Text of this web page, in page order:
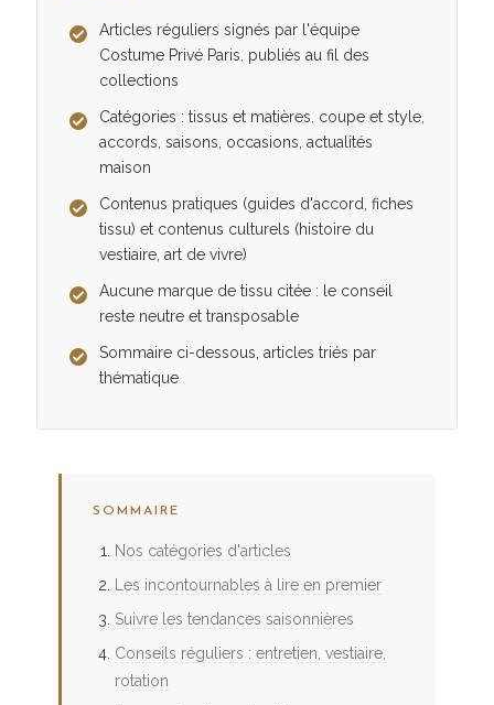
Articles réguliers signés par l'équipe
Costume Privé Paris, publiés au fil des
collections
Catégories : tissus et matières, coupe et style,
accords, saisons, occasions, actualités
maison
Contenus pratiques (guides d'accord, fiches
tissu) et contenus culturels (histoire du
vestiaire, art de vivre)
Aucune marque de tissu citée : le conseil
reste neutre et transposable
Sommaire ci-dessous, articles triés par
thématique
SOMMAIRE
Nos catégories d'articles
Les incontournables à lire en premier
Suivre les tendances saisonnières
Conseils réguliers : entretien, vestiaire,
rotation